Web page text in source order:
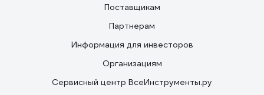
Поставщикам
Партнерам
Информация для инвесторов
Организациям
Сервисный центр ВсеИнструменты.ру